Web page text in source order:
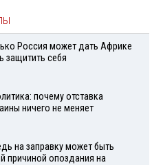
Россия может дать Африке
защитить себя
почему отставка
ничего не меняет
на заправку может быть
причиной опоздания на